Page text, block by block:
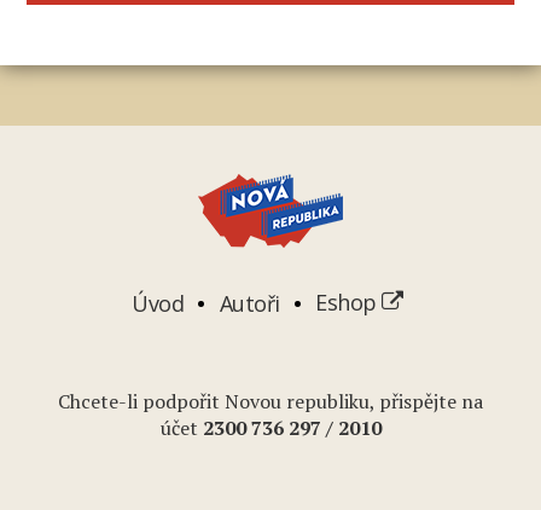
Úvod Autoři Eshop
Chcete-li podpořit Novou republiku, přispějte na
účet 2300 736 297 / 2010